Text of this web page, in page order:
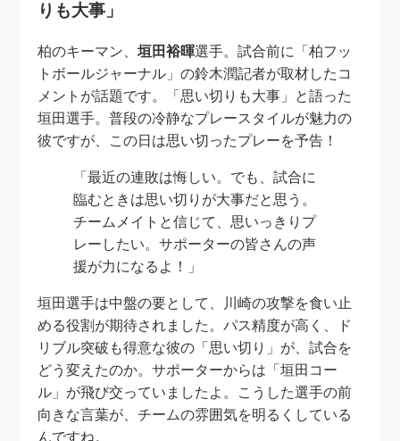
りも大事」
柏のキーマン、垣田裕暉選手。試合前に「柏フッ
トボールジャーナル」の鈴木潤記者が取材したコ
メントが話題です。「思い切りも大事」と語った
垣田選手。普段の冷静なプレースタイルが魅力の
彼ですが、この日は思い切ったプレーを予告！
「最近の連敗は悔しい。でも、試合に
臨むときは思い切りが大事だと思う。
チームメイトと信じて、思いっきりプ
レーしたい。サポーターの皆さんの声
援が力になるよ！」
垣田選手は中盤の要として、川崎の攻撃を食い止
める役割が期待されました。パス精度が高く、ド
リブル突破も得意な彼の「思い切り」が、試合を
どう変えたのか。サポーターからは「垣田コー
ル」が飛び交っていましたよ。こうした選手の前
向きな言葉が、チームの雰囲気を明るくしている
んですね。